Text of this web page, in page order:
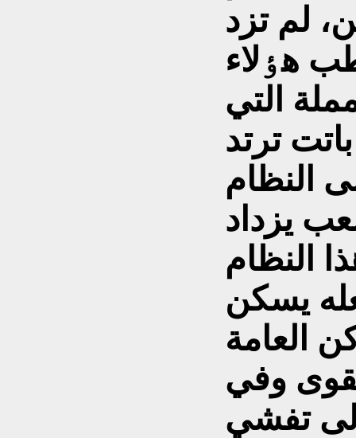
لم تزد
هٶلاء
التي
ترتد
يزداد
النظام
يسکن
العامة
وفي
تفشي